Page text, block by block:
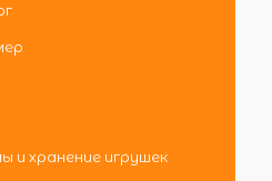
и хранение игрушек